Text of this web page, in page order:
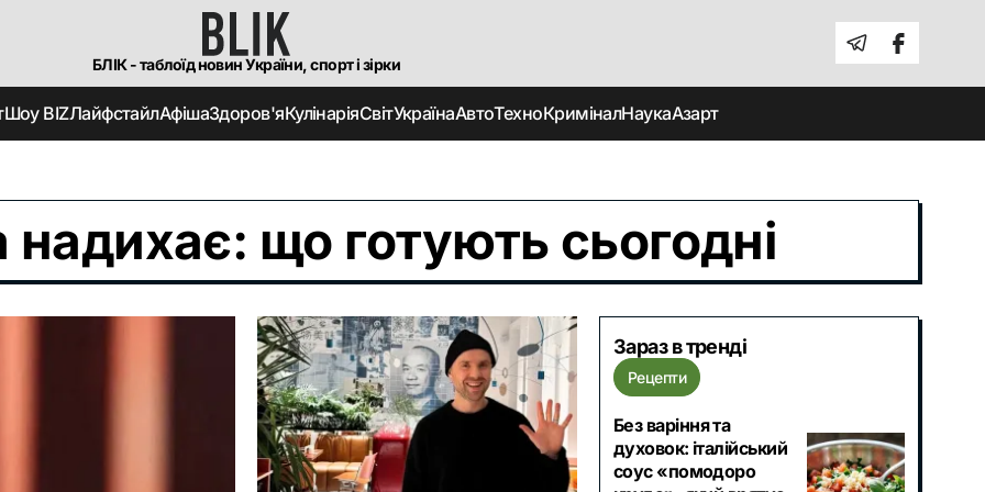
БЛІК - таблоїд новин України, спорт і зірки
Шоу BIZЛайфстайлАфішаЗдоров'яКулінаріяСвітУкраїнаАвтоТехноКриміналНаукаАзарт
надихає: що готують сьогодні
Зараз в тренді
Рецепти
Без варіння та
духовок: італійський
соус «помодоро